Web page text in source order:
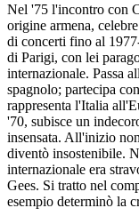
Nel '75 l'incontro con
origine armena,
di concerti fino al
di Parigi, con lei
internazionale. Passa
spagnolo; partecipa
rappresenta l'Italia
'70, subisce un
insensata. All'inizio
diventò insostenibile.
internazionale era
Gees. Si tratto nel
esempio determinò la